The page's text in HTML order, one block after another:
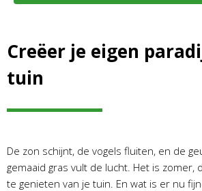
Creëer je eigen
tuin
De zon schijnt, de vogels fluiten, en de
gemaaid gras vult de lucht. Het is zomer,
te genieten van je tuin. En wat is er nu